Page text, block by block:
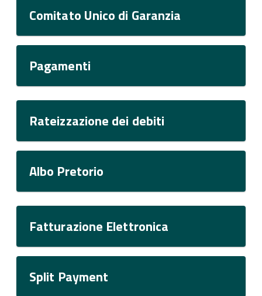
Comitato Unico di Garanzia
Pagamenti
Rateizzazione dei debiti
Albo Pretorio
Fatturazione Elettronica
Split Payment